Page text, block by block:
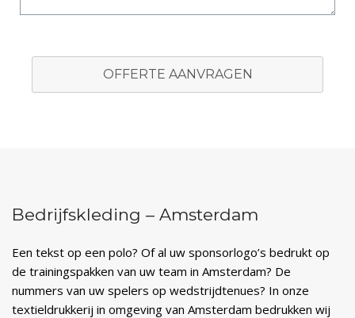
OFFERTE AANVRAGEN
Bedrijfskleding – Amsterdam
Een tekst op een polo? Of al uw sponsorlogo’s bedrukt op
de trainingspakken van uw team in Amsterdam? De
nummers van uw spelers op wedstrijdtenues? In onze
textieldrukkerij in omgeving van Amsterdam bedrukken wij